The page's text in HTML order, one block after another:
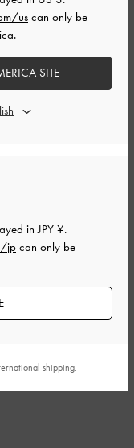
ちましたか？
す！
inJPY ¥.
jpcan only be
uscan only be
SITE
shipping.